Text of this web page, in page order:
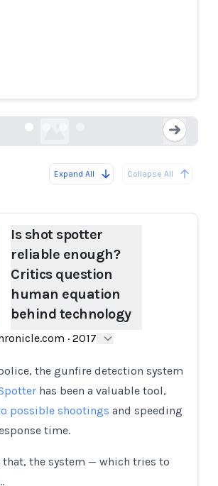
Expand All Collapse All
Is shot spotter
reliable enough?
Critics question
human equation
behind technology
· 2017
the gunfire detection system
has been a valuable tool,
possible shootings and speeding
time.
that, the system — which tries to